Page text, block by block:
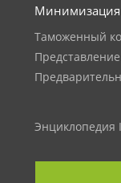
Минимизация
Таможенный
Энциклопедия